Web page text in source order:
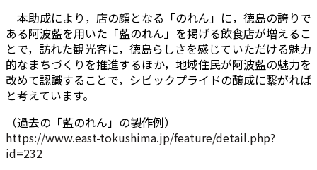
本助成により，店の顔となる「のれん」に，徳島の誇りで
ある阿波藍を用いた「藍のれん」を掲げる飲食店が増えるこ
とで，訪れた観光客に，徳島らしさを感じていただける魅力
的なまちづくりを推進するほか，地域住民が阿波藍の魅力を
改めて認識することで，シビックプライドの醸成に繋がれば
と考えています。
（過去の「藍のれん」の製作例）
https://www.east-tokushima.jp/feature/detail.php?
id=232